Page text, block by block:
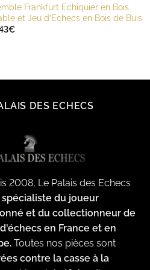
Frankfurt Echiquier en Bois
et Jeu d’Echecs en Bois de Buis
€
DES ECHECS
2008, Le Palais des Echecs
spécialiste du joueur
et du collectionneur de
en France et en
Toutes nos pièces sont
contre la casse à la